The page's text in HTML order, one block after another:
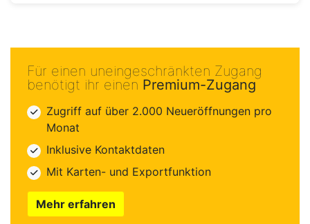
Für einen uneingeschränkten Zugang
benötigt ihr einen Premium-Zugang
Zugriff auf über 2.000 Neueröffnungen pro
Monat
Inklusive Kontaktdaten
Mit Karten- und Exportfunktion
Mehr erfahren